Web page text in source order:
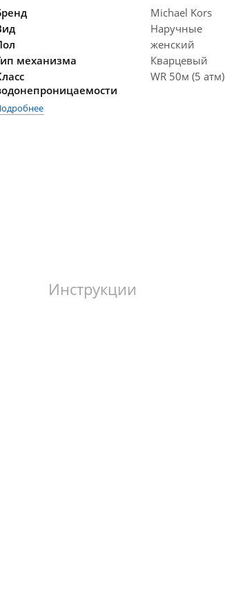
Michael Kors
Наручные
женский
механизма
Кварцевый
WR 50м (5 атм)
Инструкции